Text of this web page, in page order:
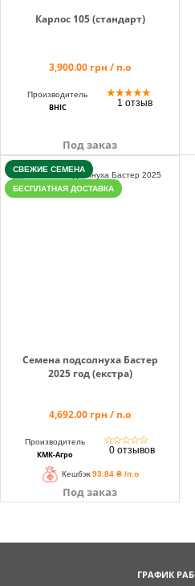
Карлос 105 (стандарт)
3,900.00 грн / п.о
Производитель
ВНІС
★★★★★
1 отзыв
Под заказ
СВЕЖИЕ СЕМЕНА
БЕСПЛАТНАЯ ДОСТАВКА
Семена подсолнуха Бастер
2025 год (екстра)
4,692.00 грн / п.о
Производитель
КМК-Агро
☆☆☆☆☆
0 отзывов
Кешбэк 93.84 ₴ /п.о
Под заказ
ГРАФИК